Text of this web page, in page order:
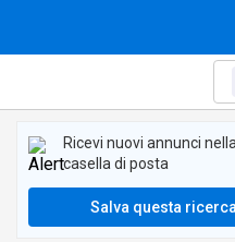
Ricevi nuovi annunci
casella di posta
Salva questa ricerca